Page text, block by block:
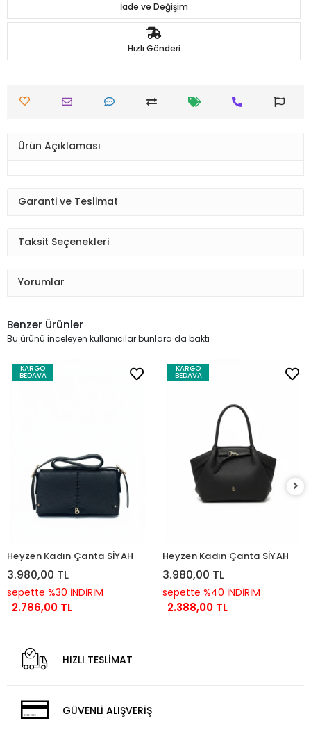
İade ve Değişim
Hızlı Gönderi
Ürün Açıklaması
Garanti ve Teslimat
Taksit Seçenekleri
Yorumlar
Benzer Ürünler
Bu ürünü inceleyen kullanıcılar bunlara da baktı
KARGO
BEDAVA
Heyzen Kadın Çanta SİYAH
3.980,00 TL
sepette %30 İNDİRİM
2.786,00 TL
KARGO
BEDAVA
Heyzen Kadın Çanta SİYAH
3.980,00 TL
sepette %40 İNDİRİM
2.388,00 TL
HIZLI TESLİMAT
GÜVENLİ ALIŞVERİŞ